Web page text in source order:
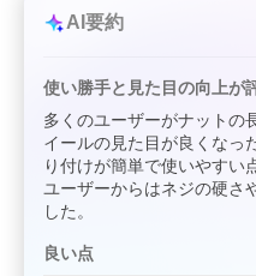
AI要約
使い勝手と見た目の向上が
多くのユーザーがナットの
イールの見た目が良くなっ
り付けが簡単で使いやすい
ユーザーからはネジの硬さ
した。
良い点